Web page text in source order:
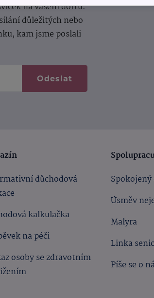
na vašem dortu.
důležitých nebo
kam jsme poslali
Odeslat
důchodová
kalkulačka
na péči
osoby se zdravotním
Úsměv
Malyra
Linka
Píše se o